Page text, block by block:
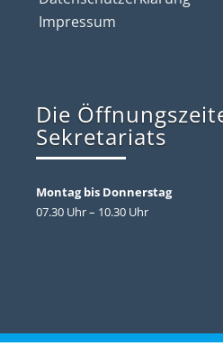
Impressum
Die
Sekretariats
Montag bis Donnerstag
07.30 Uhr – 10.30 Uhr